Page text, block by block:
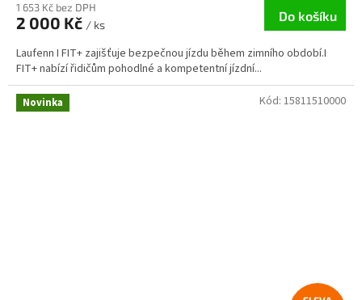
1 653 Kč bez DPH
2 000 Kč / ks
Do košíku
Laufenn I FIT+ zajišťuje bezpečnou jízdu během zimního období.I
FIT+ nabízí řidičům pohodlné a kompetentní jízdní...
Novinka Kód: 15811510000